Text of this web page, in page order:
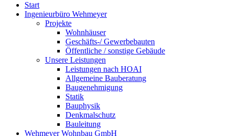
Start
Ingenieurbüro Wehmeyer
Projekte
Wohnhäuser
Geschäfts-/ Gewerbebauten
Öffentliche / sonstige Gebäude
Unsere Leistungen
Leistungen nach HOAI
Allgemeine Bauberatung
Baugenehmigung
Statik
Bauphysik
Denkmalschutz
Bauleitung
Wehmeyer Wohnbau GmbH